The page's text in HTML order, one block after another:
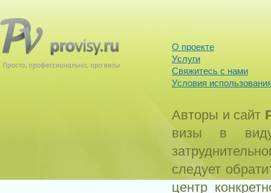
О проекте
Услуги
Свяжитесь с нами
Условия
Авторы и сайт
визы в виду
следует
центр